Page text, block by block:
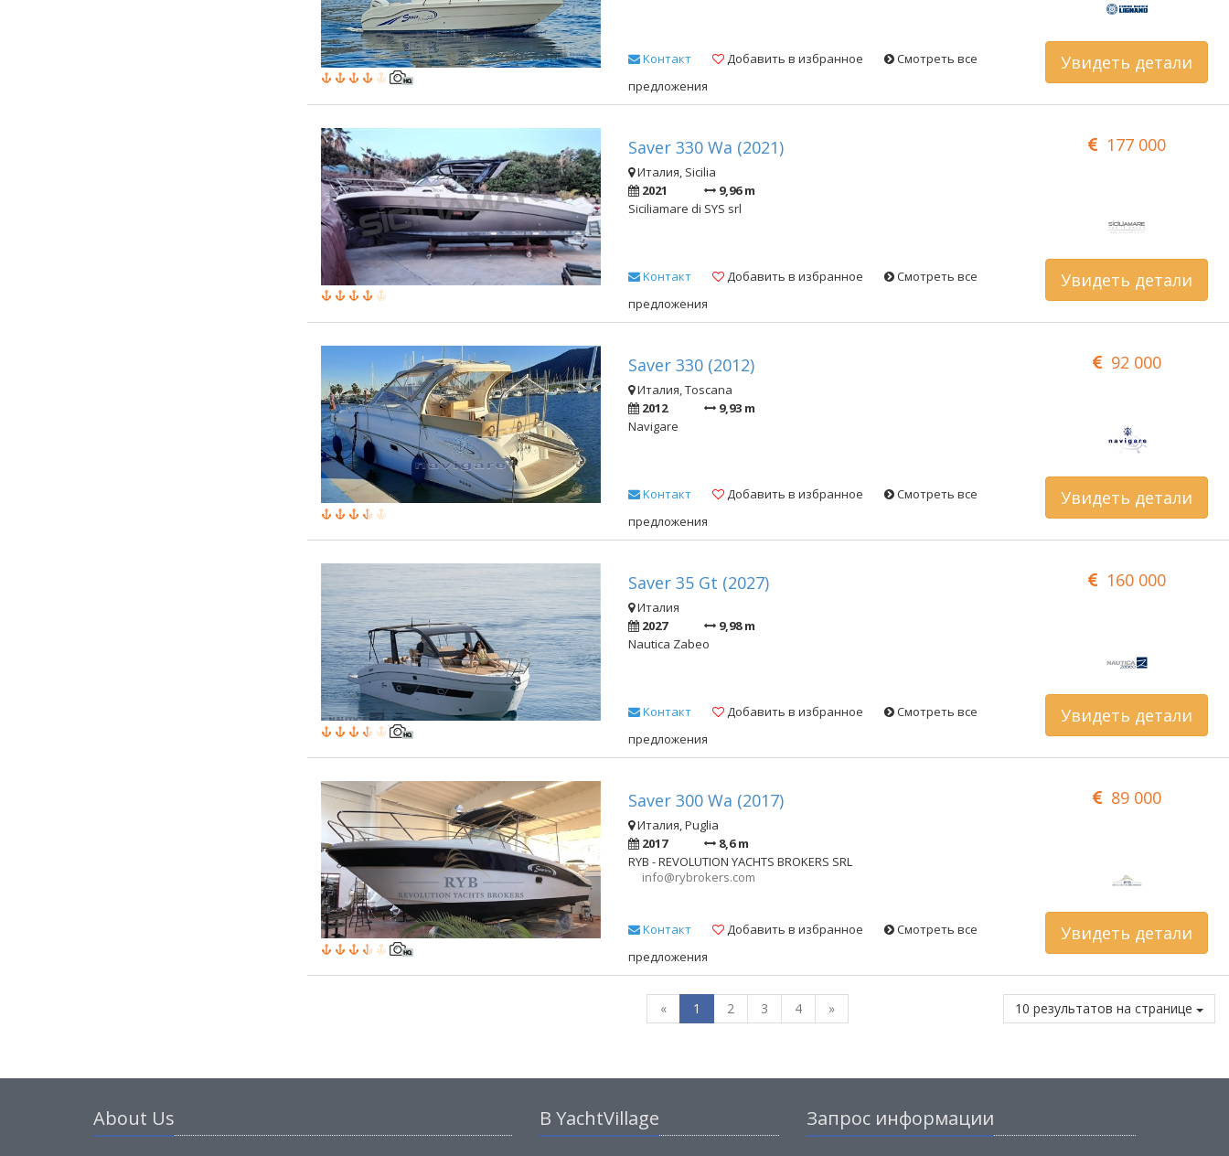
Kонтакт Добавить в избранное
Смотреть все
предложения
Увидеть детали
Saver 330 Wa (2021) 177 000
Италия, Sicilia
2021
9,96 m
Siciliamare di SYS srl
Kонтакт Добавить в избранное
Смотреть все
предложения
Увидеть детали
Saver 330 (2012) 92 000
Италия, Toscana
2012
9,93 m
Navigare
Kонтакт Добавить в избранное
Смотреть все
предложения
Увидеть детали
Saver 35 Gt (2027) 160 000
Италия
2027
9,98 m
Nautica Zabeo
Kонтакт Добавить в избранное
Смотреть все
предложения
Увидеть детали
Saver 300 Wa (2017) 89 000
Италия, Puglia
2017
8,6 m
RYB - REVOLUTION YACHTS BROKERS SRL
info@rybrokers.com
Kонтакт Добавить в избранное
Смотреть все
предложения
Увидеть детали
« 1 2 3 4 » 10 результатов на странице
About Us В YachtVillage Запрос информации